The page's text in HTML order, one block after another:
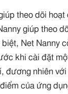
theo dõi
giúp theo
Net Nanny
khi cài đặt
đương nhiên
của ứng